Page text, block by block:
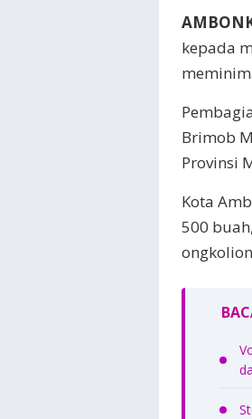
kepada
Brimob
Provinsi
Kota
500